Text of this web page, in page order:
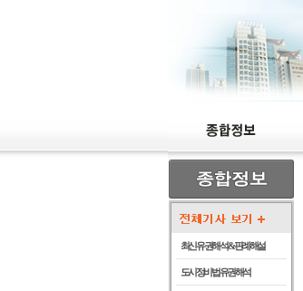
최신 유권해석 & 판례해설
도시정비법 유권해석